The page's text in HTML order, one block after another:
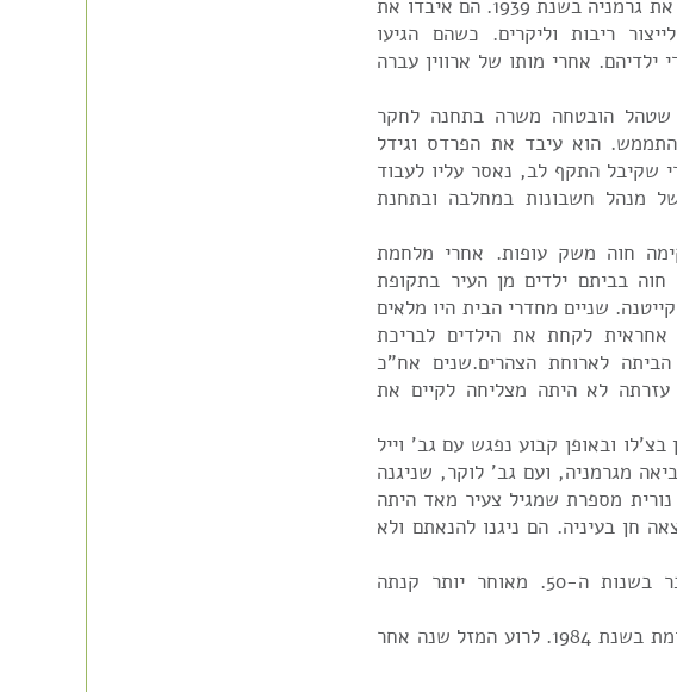
הורי חוה, ארווין ומרתה מאי, עזבו את גרמניה בשנת 1939. הם איבדו את
ריבות וליקרים. כשהם הגיעו
אחרי מותו של ארווין עברה
הובטחה משרה בתחנה לחקר
הוא עיבד את הפרדס וגידל
שקיבל התקף לב, נאסר עליו לעבוד
מנהל חשבונות במחלבה ובתחנת
חוה משק עופות. אחרי מלחמת
בביתם ילדים מן העיר בתקופת
שניים מחדרי הבית היו מלאים
אחראית לקחת את הילדים לבריכת
לארוחת הצהרים.שנים אח"כ
לא היתה מצליחה לקיים את
ובאופן קבוע נפגש עם גב' וייל
מגרמניה, ועם גב' לוקר, שניגנה
נורית מספרת שמגיל צעיר מאד היתה
חן בעיניה. הם ניגנו להנאתם ולא
חוה רכשה וספה עם "סירה" כבר בשנות ה-50. מאוחר יותר קנתה
הנס עבר אירוע מוחי בשנת 1968 ומת בשנת 1984. לרוע המזל שנה אחר